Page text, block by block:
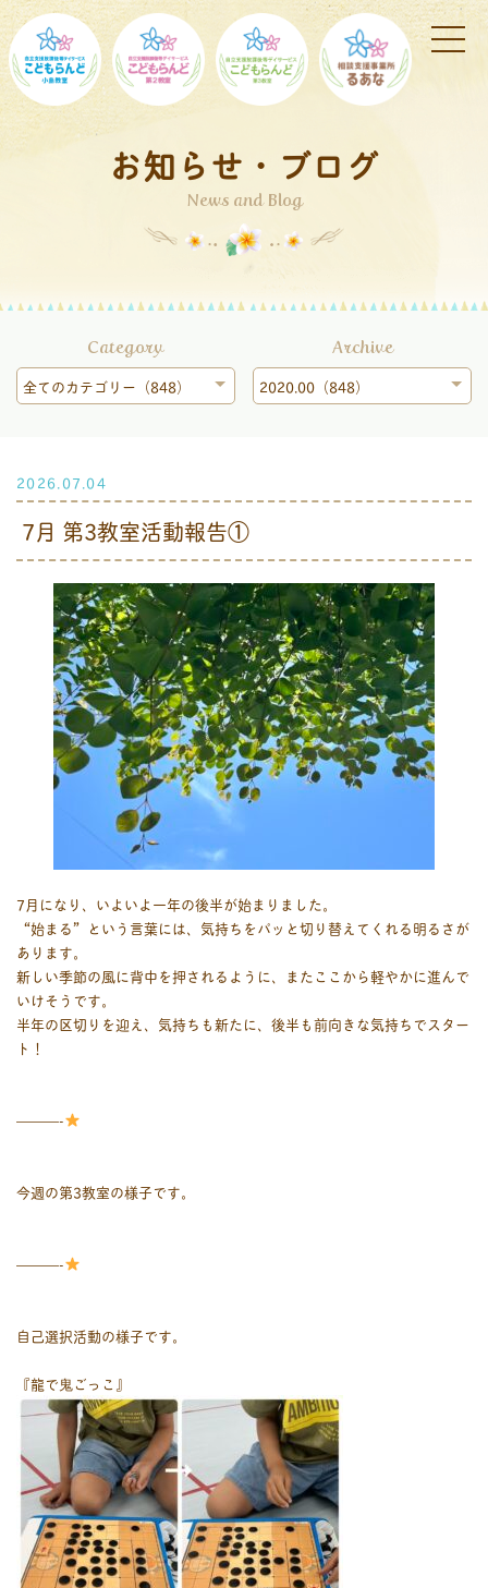
お知らせ・ブログ
News and Blog
Category
全てのカテゴリー（848）
Archive
2020.00（848）
2026.07.04
7月 第3教室活動報告①
7月になり、いよいよ一年の後半が始まりました。
“始まる”という言葉には、気持ちをパッと切り替えてくれる明るさが
あります。
新しい季節の風に背中を押されるように、またここから軽やかに進んで
いけそうです。
半年の区切りを迎え、気持ちも新たに、後半も前向きな気持ちでスター
ト！
———-
今週の第3教室の様子です。
———-
自己選択活動の様子です。
『龍で鬼ごっこ』